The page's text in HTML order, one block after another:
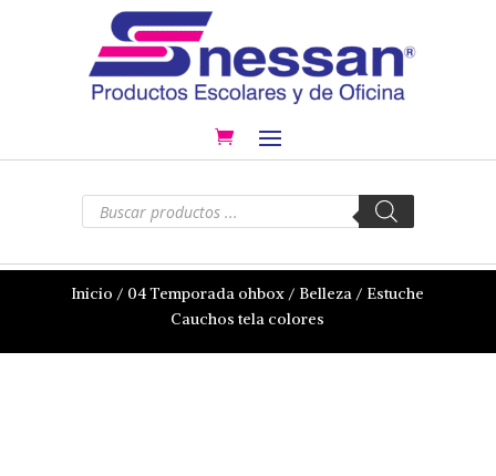
Búsqueda
productos
Inicio / 04 Temporada ohbox / Belleza / Estuche
Cauchos tela colores